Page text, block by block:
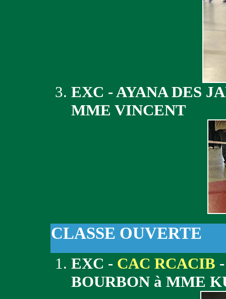
EXC - AYANA DES
MME VINCENT
CLASSE OUVERTE
EXC - CAC RCACIB
BOURBON à MME